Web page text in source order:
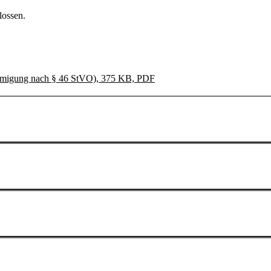
nach § 46 StVO), 375 KB, PDF
oder einer Fristverlängerung einer bereits erteilten
in Folge eines anderweitigen Änderungsantrages:
ist mindestens 20 Werktage vor dem gewünschten Datum